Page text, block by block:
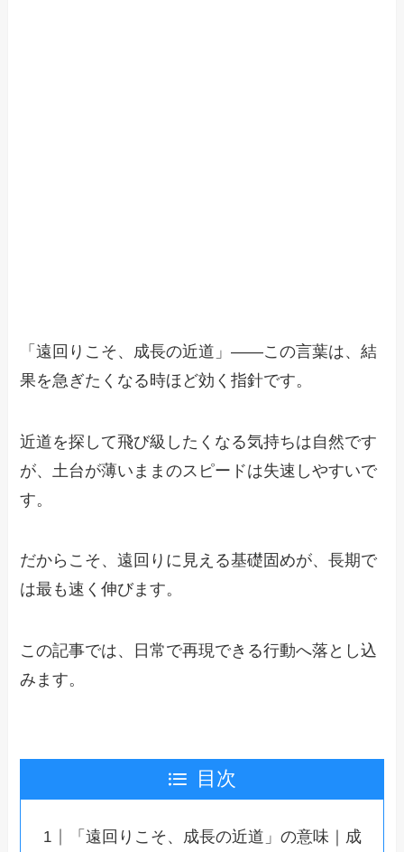
「遠回りこそ、成長の近道」――この言葉は、結
果を急ぎたくなる時ほど効く指針です。
近道を探して飛び級したくなる気持ちは自然です
が、土台が薄いままのスピードは失速しやすいで
す。
だからこそ、遠回りに見える基礎固めが、長期で
は最も速く伸びます。
この記事では、日常で再現できる行動へ落とし込
みます。
目次
「遠回りこそ、成長の近道」の意味｜成